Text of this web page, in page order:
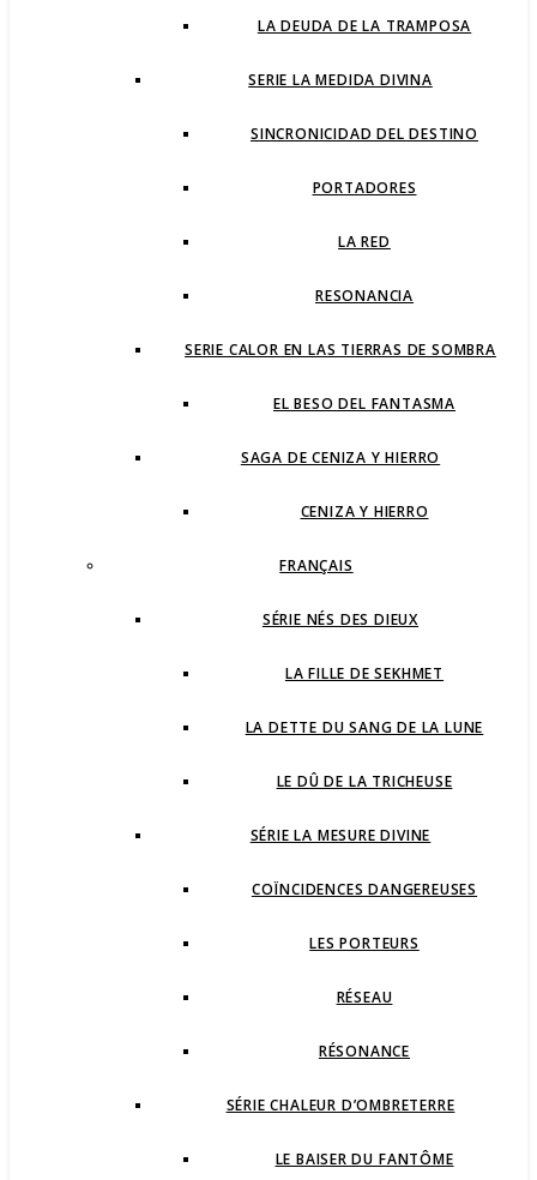
LA DEUDA DE LA TRAMPOSA
SERIE LA MEDIDA DIVINA
SINCRONICIDAD DEL DESTINO
PORTADORES
LA RED
RESONANCIA
SERIE CALOR EN LAS TIERRAS DE SOMBRA
EL BESO DEL FANTASMA
SAGA DE CENIZA Y HIERRO
CENIZA Y HIERRO
FRANÇAIS
SÉRIE NÉS DES DIEUX
LA FILLE DE SEKHMET
LA DETTE DU SANG DE LA LUNE
LE DÛ DE LA TRICHEUSE
SÉRIE LA MESURE DIVINE
COÏNCIDENCES DANGEREUSES
LES PORTEURS
RÉSEAU
RÉSONANCE
SÉRIE CHALEUR D’OMBRETERRE
LE BAISER DU FANTÔME